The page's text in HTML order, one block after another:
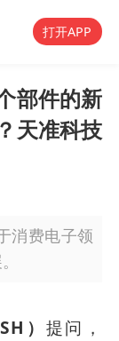
打开APP
部件的新
天准科技
消费电子领
） 提问，